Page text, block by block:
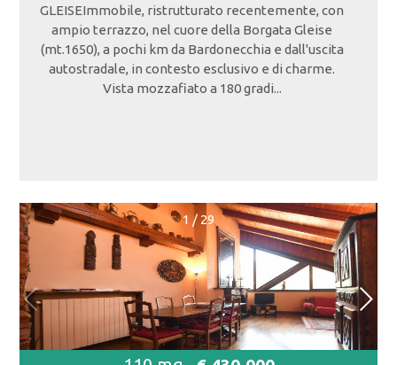
GLEISEImmobile, ristrutturato recentemente, con
ampio terrazzo, nel cuore della Borgata Gleise
(mt.1650), a pochi km da Bardonecchia e dall'uscita
autostradale, in contesto esclusivo e di charme.
Vista mozzafiato a 180 gradi...
1 / 29